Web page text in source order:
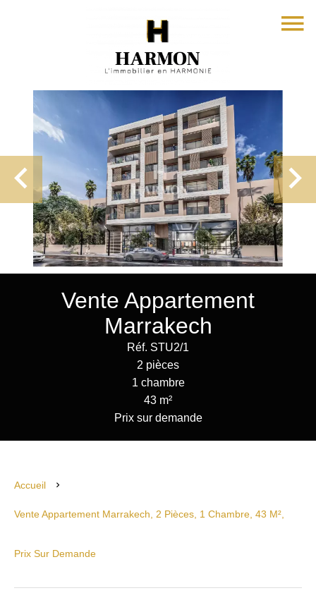
Vente Appartement
Marrakech
Réf. STU2/1
2 pièces
1 chambre
43 m²
Prix sur demande
Accueil
Vente Appartement Marrakech, 2 Pièces, 1 Chambre, 43 M²,
Prix Sur Demande